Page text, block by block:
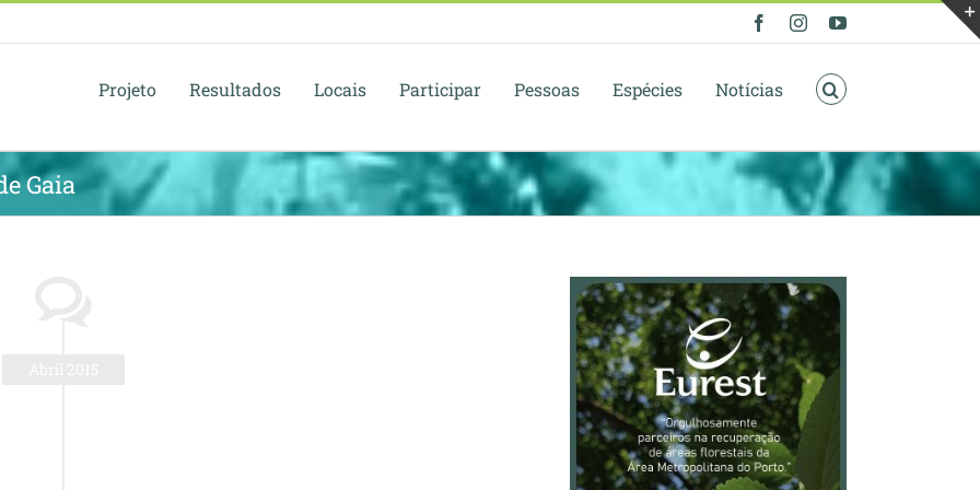
FacebookInstagramYouTube
Projeto Resultados Locais Participar Pessoas Espécies Notícias
Gaia